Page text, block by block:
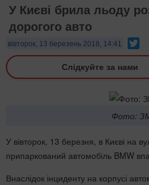
У Києві брила льоду
дорогого авто
вівторок, 13 березень 2018, 14:41
Слідкуйте за нами
Фото:
У вівторок, 13 березня, в Києві на
припаркований автомобіль BMW
Внаслідок інциденту на корпусі